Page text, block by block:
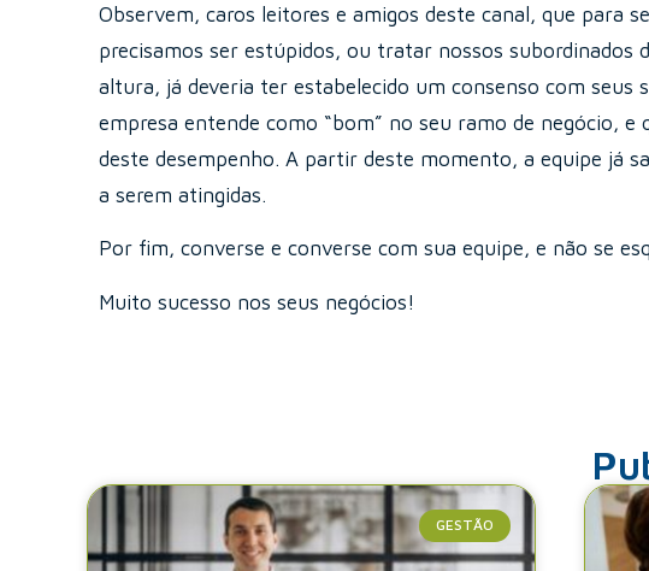
Observem, caros leitores e amigos deste canal, que para
precisamos ser estúpidos, ou tratar nossos subordinados
altura, já deveria ter estabelecido um consenso com seus
empresa entende como “bom” no seu ramo de negócio,
deste desempenho. A partir deste momento, a equipe já
a serem atingidas.
Por fim, converse e converse com sua equipe, e não se
Muito sucesso nos seus negócios!
GESTÃO